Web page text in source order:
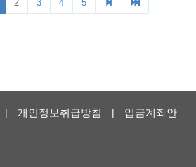
| 개인정보취급방침 |
입금계좌안